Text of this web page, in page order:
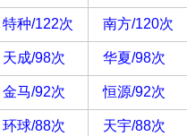
特种/122次 南方/120次
天成/98次 华夏/98次
金马/92次 恒源/92次
环球/88次 天宇/88次